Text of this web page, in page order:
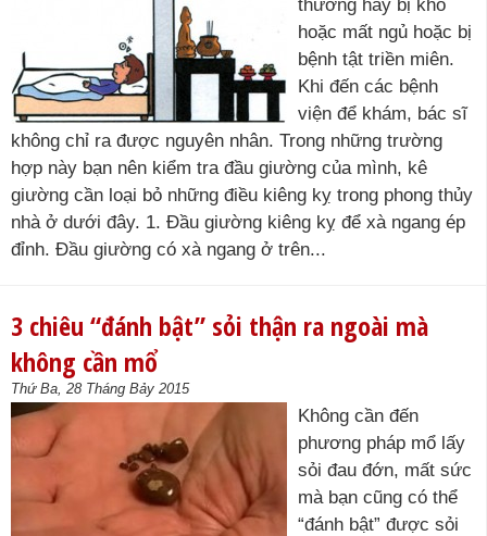
thường hay bị khó
hoặc mất ngủ hoặc bị
bệnh tật triền miên.
Khi đến các bệnh
viện để khám, bác sĩ
không chỉ ra được nguyên nhân. Trong những trường
hợp này bạn nên kiểm tra đầu giường của mình, kê
giường cần loại bỏ những điều kiêng kỵ trong phong thủy
nhà ở dưới đây. 1. Đầu giường kiêng kỵ để xà ngang ép
đỉnh. Đầu giường có xà ngang ở trên...
3 chiêu “đánh bật” sỏi thận ra ngoài mà
không cần mổ
Thứ Ba, 28 Tháng Bảy 2015
Không cần đến
phương pháp mổ lấy
sỏi đau đớn, mất sức
mà bạn cũng có thể
“đánh bật” được sỏi